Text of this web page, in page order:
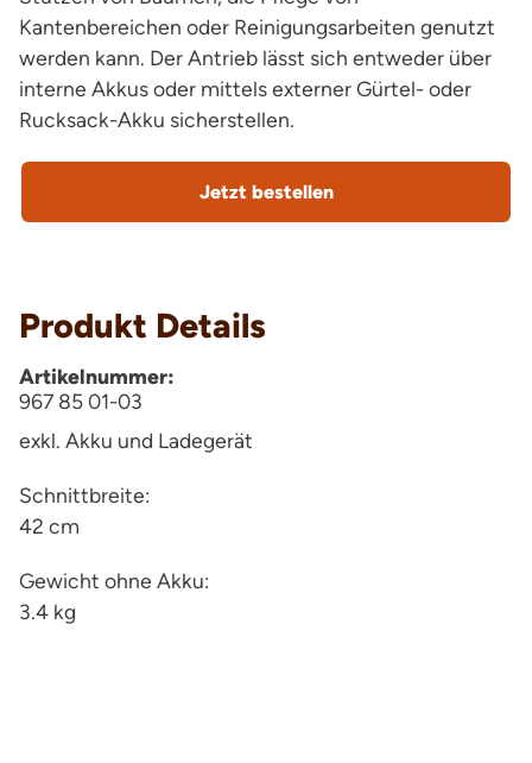
Kantenbereichen oder Reinigungsarbeiten genutzt
werden kann. Der Antrieb lässt sich entweder über
interne Akkus oder mittels externer Gürtel- oder
Rucksack-Akku sicherstellen.
Jetzt bestellen
Produkt Details
Artikelnummer:
967 85 01-03
exkl. Akku und Ladegerät
Schnittbreite:
42 cm
Gewicht ohne Akku:
3.4 kg